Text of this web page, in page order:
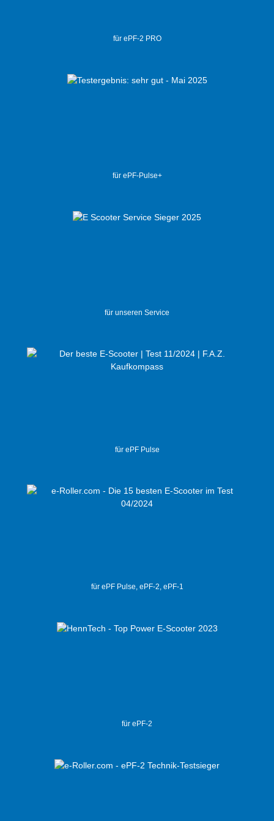
für ePF-2 PRO
für ePF-Pulse+
für unseren Service
für ePF Pulse
für ePF Pulse, ePF-2, ePF-1
für ePF-2